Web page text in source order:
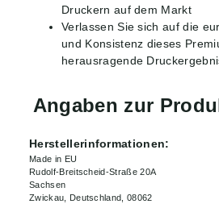
Druckern auf dem Markt
Verlassen Sie sich auf die
und Konsistenz dieses
herausragende
Angaben zur
Herstellerinformationen:
Made in EU
Rudolf-Breitscheid-Straße 20A
Sachsen
Zwickau, Deutschland, 08062